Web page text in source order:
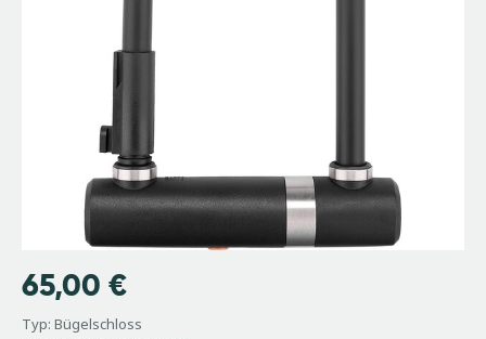
65,00 €
Typ: Bügelschloss